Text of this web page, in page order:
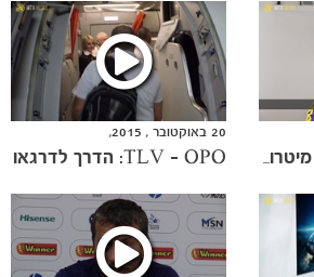
20 באוקטובר , 2015,
TLV - OPO: הדרך לדרגאו
הקשר הסרבי: ניקולה מיטרוביץ' מזווית אישית